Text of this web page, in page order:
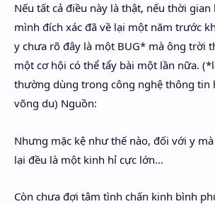
Nếu tất cả điều này là thật, nếu thời gian
mình đích xác đã về lại một năm trước
y chưa rõ đây là một BUG* mà ông trời
một cơ hội có thể tẩy bài một lần nữa.
thường dùng trong công nghệ thông tin
võng du) Nguồn:
Nhưng mặc kệ như thế nào, đối với y
lại đều là một kinh hỉ cực lớn...
Còn chưa đợi tâm tình chấn kinh bình